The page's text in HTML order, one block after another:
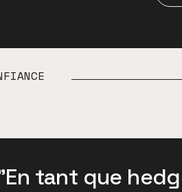
tant que